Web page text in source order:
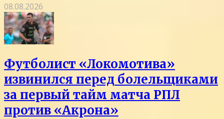
08.08.2026
Футболист «Локомотива»
извинился перед болельщиками
за первый тайм матча РПЛ
против «Акрона»